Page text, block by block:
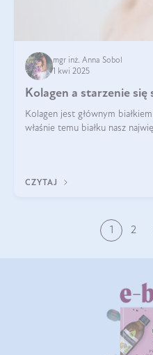
mgr inż. Anna Sobol
1 kwi 2025
Kolagen a starzenie się
Kolagen jest głównym
właśnie temu białku nasz
CZYTAJ
1 2